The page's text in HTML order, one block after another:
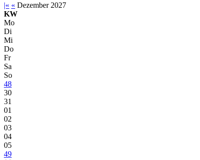
|« « Dezember 2027
KW
Mo
Di
Mi
Do
Fr
Sa
So
48
30
31
01
02
03
04
05
49